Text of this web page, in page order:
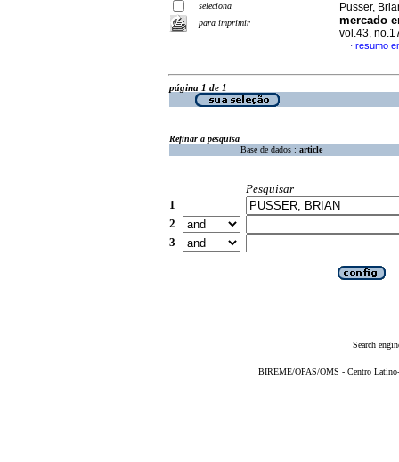
seleciona
para imprimir
Pusser,
mercado
vol.43,
· resumo
página 1 de 1
Refinar a pesquisa
Base de dados : article
Pesquisar
1
2
3
Search
BIREME/OPAS/OMS - Centro Latino-